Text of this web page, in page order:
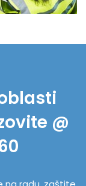
@